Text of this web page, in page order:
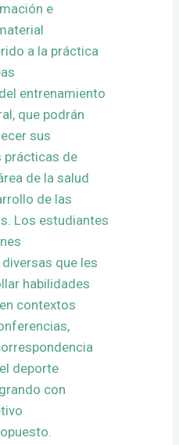
e
a la práctica
entrenamiento
que podrán
sus
prácticas de
de la salud
de las
Los estudiantes
que les
habilidades
contextos
deporte
con